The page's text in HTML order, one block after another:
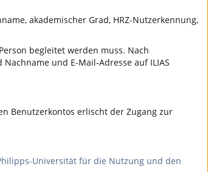
akademischer Grad, HRZ-Nutzerkennung,
begleitet werden muss. Nach
und E-Mail-Adresse auf ILIAS
Benutzerkontos erlischt der Zugang zur
Universität für die Nutzung und den